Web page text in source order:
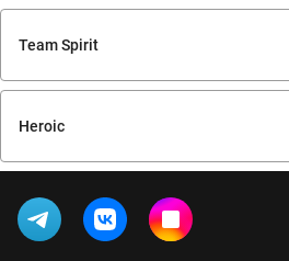
Team Spirit
Heroic